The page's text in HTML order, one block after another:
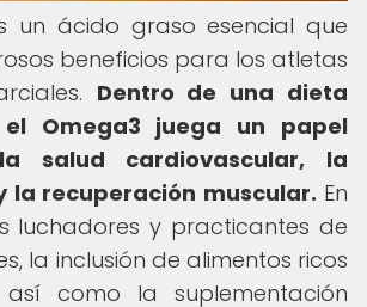
un ácido graso esencial que
beneficios para los atletas
Dentro de una dieta
el Omega3 juega un papel
salud cardiovascular, la
la recuperación muscular. En
luchadores y practicantes de
la inclusión de alimentos ricos
así como la suplementación